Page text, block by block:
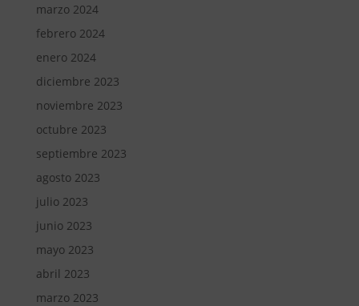
marzo 2024
febrero 2024
enero 2024
diciembre 2023
noviembre 2023
octubre 2023
septiembre 2023
agosto 2023
julio 2023
junio 2023
mayo 2023
abril 2023
marzo 2023